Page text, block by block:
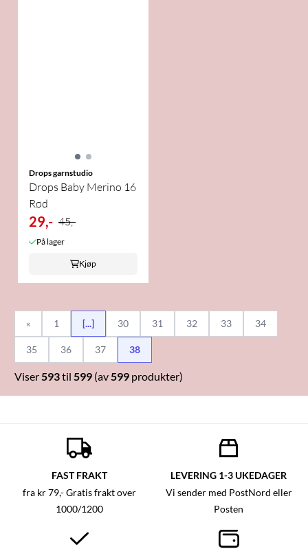
Drops garnstudio
Drops Baby Merino 16
Rød
29,- 45,-
På lager
Kjøp
« 1 [...] 30 31 32 33 34
35 36 37 38
Viser593til 599 (av599 produkter)
FAST FRAKT
fra kr 79,- Gratis frakt over
1000/1200
LEVERING 1-3 UKEDAGER
Vi sender med PostNord eller
Posten